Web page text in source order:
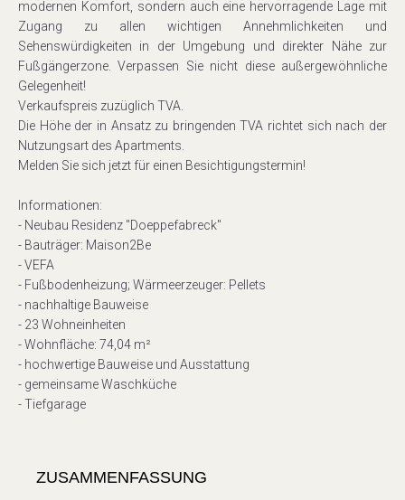
modernen Komfort, sondern auch eine hervorragende Lage mit
Zugang zu allen wichtigen Annehmlichkeiten und
Sehenswürdigkeiten in der Umgebung und direkter Nähe zur
Fußgängerzone. Verpassen Sie nicht diese außergewöhnliche
Gelegenheit!
Verkaufspreis zuzüglich TVA.
Die Höhe der in Ansatz zu bringenden TVA richtet sich nach der
Nutzungsart des Apartments.
Melden Sie sich jetzt für einen Besichtigungstermin!
Informationen:
- Neubau Residenz "Doeppefabreck"
- Bauträger: Maison2Be
- VEFA
- Fußbodenheizung; Wärmeerzeuger: Pellets
- nachhaltige Bauweise
- 23 Wohneinheiten
- Wohnfläche: 74,04 m²
- hochwertige Bauweise und Ausstattung
- gemeinsame Waschküche
- Tiefgarage
ZUSAMMENFASSUNG